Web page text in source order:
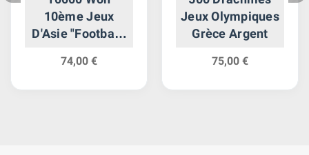
10ème Jeux
D'Asie "Football"
Argent
74,00 €
Jeux Olympiques
Grèce Argent
75,00 €